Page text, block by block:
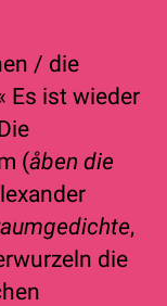
/ die
Es ist wieder
(åben die
,
die